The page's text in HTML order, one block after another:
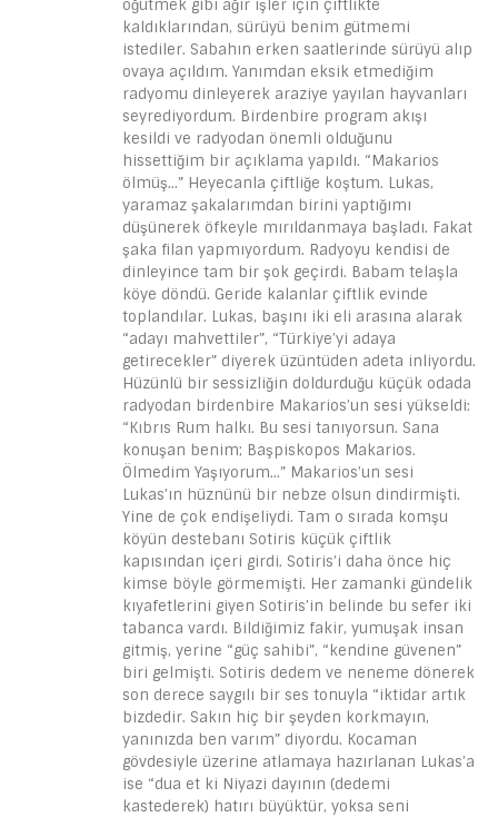
öğütmek gibi ağır işler için çiftlikte
kaldıklarından, sürüyü benim gütmemi
istediler. Sabahın erken saatlerinde sürüyü alıp
ovaya açıldım. Yanımdan eksik etmediğim
radyomu dinleyerek araziye yayılan hayvanları
seyrediyordum. Birdenbire program akışı
kesildi ve radyodan önemli olduğunu
hissettiğim bir açıklama yapıldı. “Makarios
ölmüş…” Heyecanla çiftliğe koştum. Lukas,
yaramaz şakalarımdan birini yaptığımı
düşünerek öfkeyle mırıldanmaya başladı. Fakat
şaka filan yapmıyordum. Radyoyu kendisi de
dinleyince tam bir şok geçirdi. Babam telaşla
köye döndü. Geride kalanlar çiftlik evinde
toplandılar. Lukas, başını iki eli arasına alarak
“adayı mahvettiler”, “Türkiye’yi adaya
getirecekler” diyerek üzüntüden adeta inliyordu.
Hüzünlü bir sessizliğin doldurduğu küçük odada
radyodan birdenbire Makarios’un sesi yükseldi:
“Kıbrıs Rum halkı. Bu sesi tanıyorsun. Sana
konuşan benim; Başpiskopos Makarios.
Ölmedim Yaşıyorum…” Makarios’un sesi
Lukas’ın hüznünü bir nebze olsun dindirmişti.
Yine de çok endişeliydi. Tam o sırada komşu
köyün destebanı Sotiris küçük çiftlik
kapısından içeri girdi. Sotiris’i daha önce hiç
kimse böyle görmemişti. Her zamanki gündelik
kıyafetlerini giyen Sotiris’in belinde bu sefer iki
tabanca vardı. Bildiğimiz fakir, yumuşak insan
gitmiş, yerine “güç sahibi”, “kendine güvenen”
biri gelmişti. Sotiris dedem ve neneme dönerek
son derece saygılı bir ses tonuyla “iktidar artık
bizdedir. Sakın hiç bir şeyden korkmayın,
yanınızda ben varım” diyordu. Kocaman
gövdesiyle üzerine atlamaya hazırlanan Lukas’a
ise “dua et ki Niyazi dayının (dedemi
kastederek) hatırı büyüktür, yoksa seni